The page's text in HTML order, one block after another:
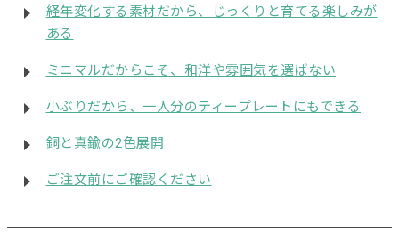
経年変化する素材だから、じっくりと育てる楽しみが
ある
ミニマルだからこそ、和洋や雰囲気を選ばない
小ぶりだから、一人分のティープレートにもできる
銅と真鍮の2色展開
ご注文前にご確認ください